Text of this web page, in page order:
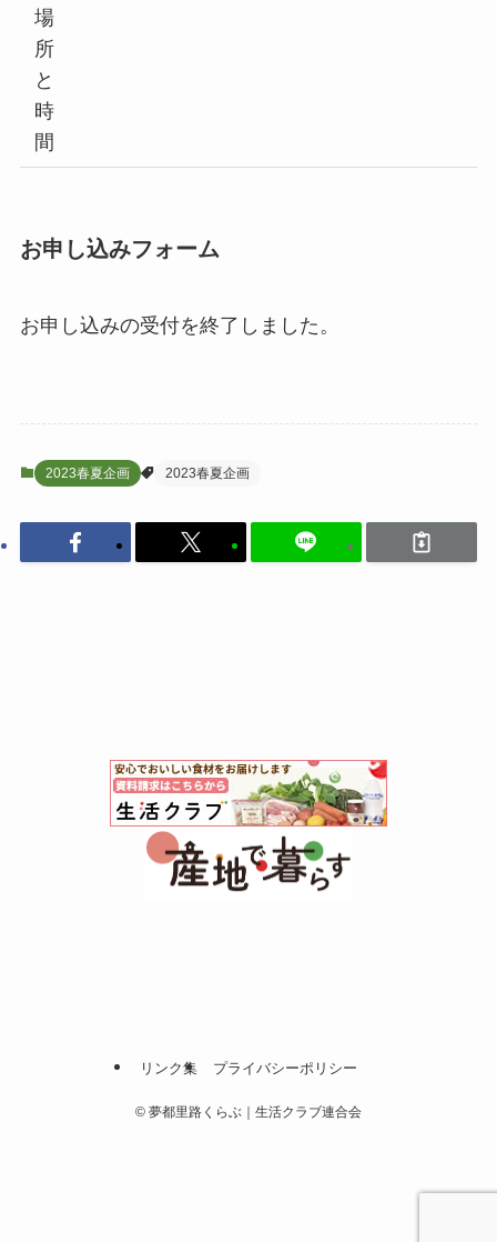
場
所
と
時
間
お申し込みフォーム
お申し込みの受付を終了しました。
2023春夏企画 2023春夏企画
リンク集 プライバシーポリシー
© 夢都里路くらぶ｜生活クラブ連合会